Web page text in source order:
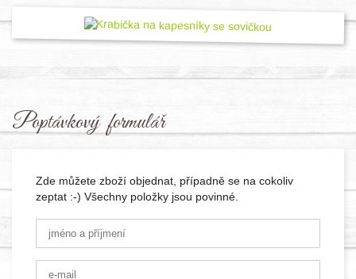
Poptávkový formulář
Zde můžete zboží objednat, případně se na cokoliv
zeptat :-) Všechny položky jsou povinné.